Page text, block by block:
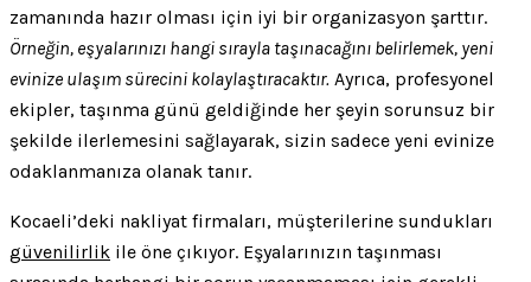
zamanında hazır olması için iyi bir organizasyon şarttır.
Örneğin, eşyalarınızı hangi sırayla taşınacağını belirlemek, yeni
evinize ulaşım sürecini kolaylaştıracaktır. Ayrıca, profesyonel
ekipler, taşınma günü geldiğinde her şeyin sorunsuz bir
şekilde ilerlemesini sağlayarak, sizin sadece yeni evinize
odaklanmanıza olanak tanır.
Kocaeli’deki nakliyat firmaları, müşterilerine sundukları
güvenilirlik ile öne çıkıyor. Eşyalarınızın taşınması